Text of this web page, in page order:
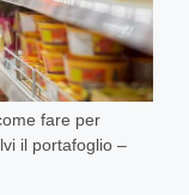
fare per
il portafoglio –